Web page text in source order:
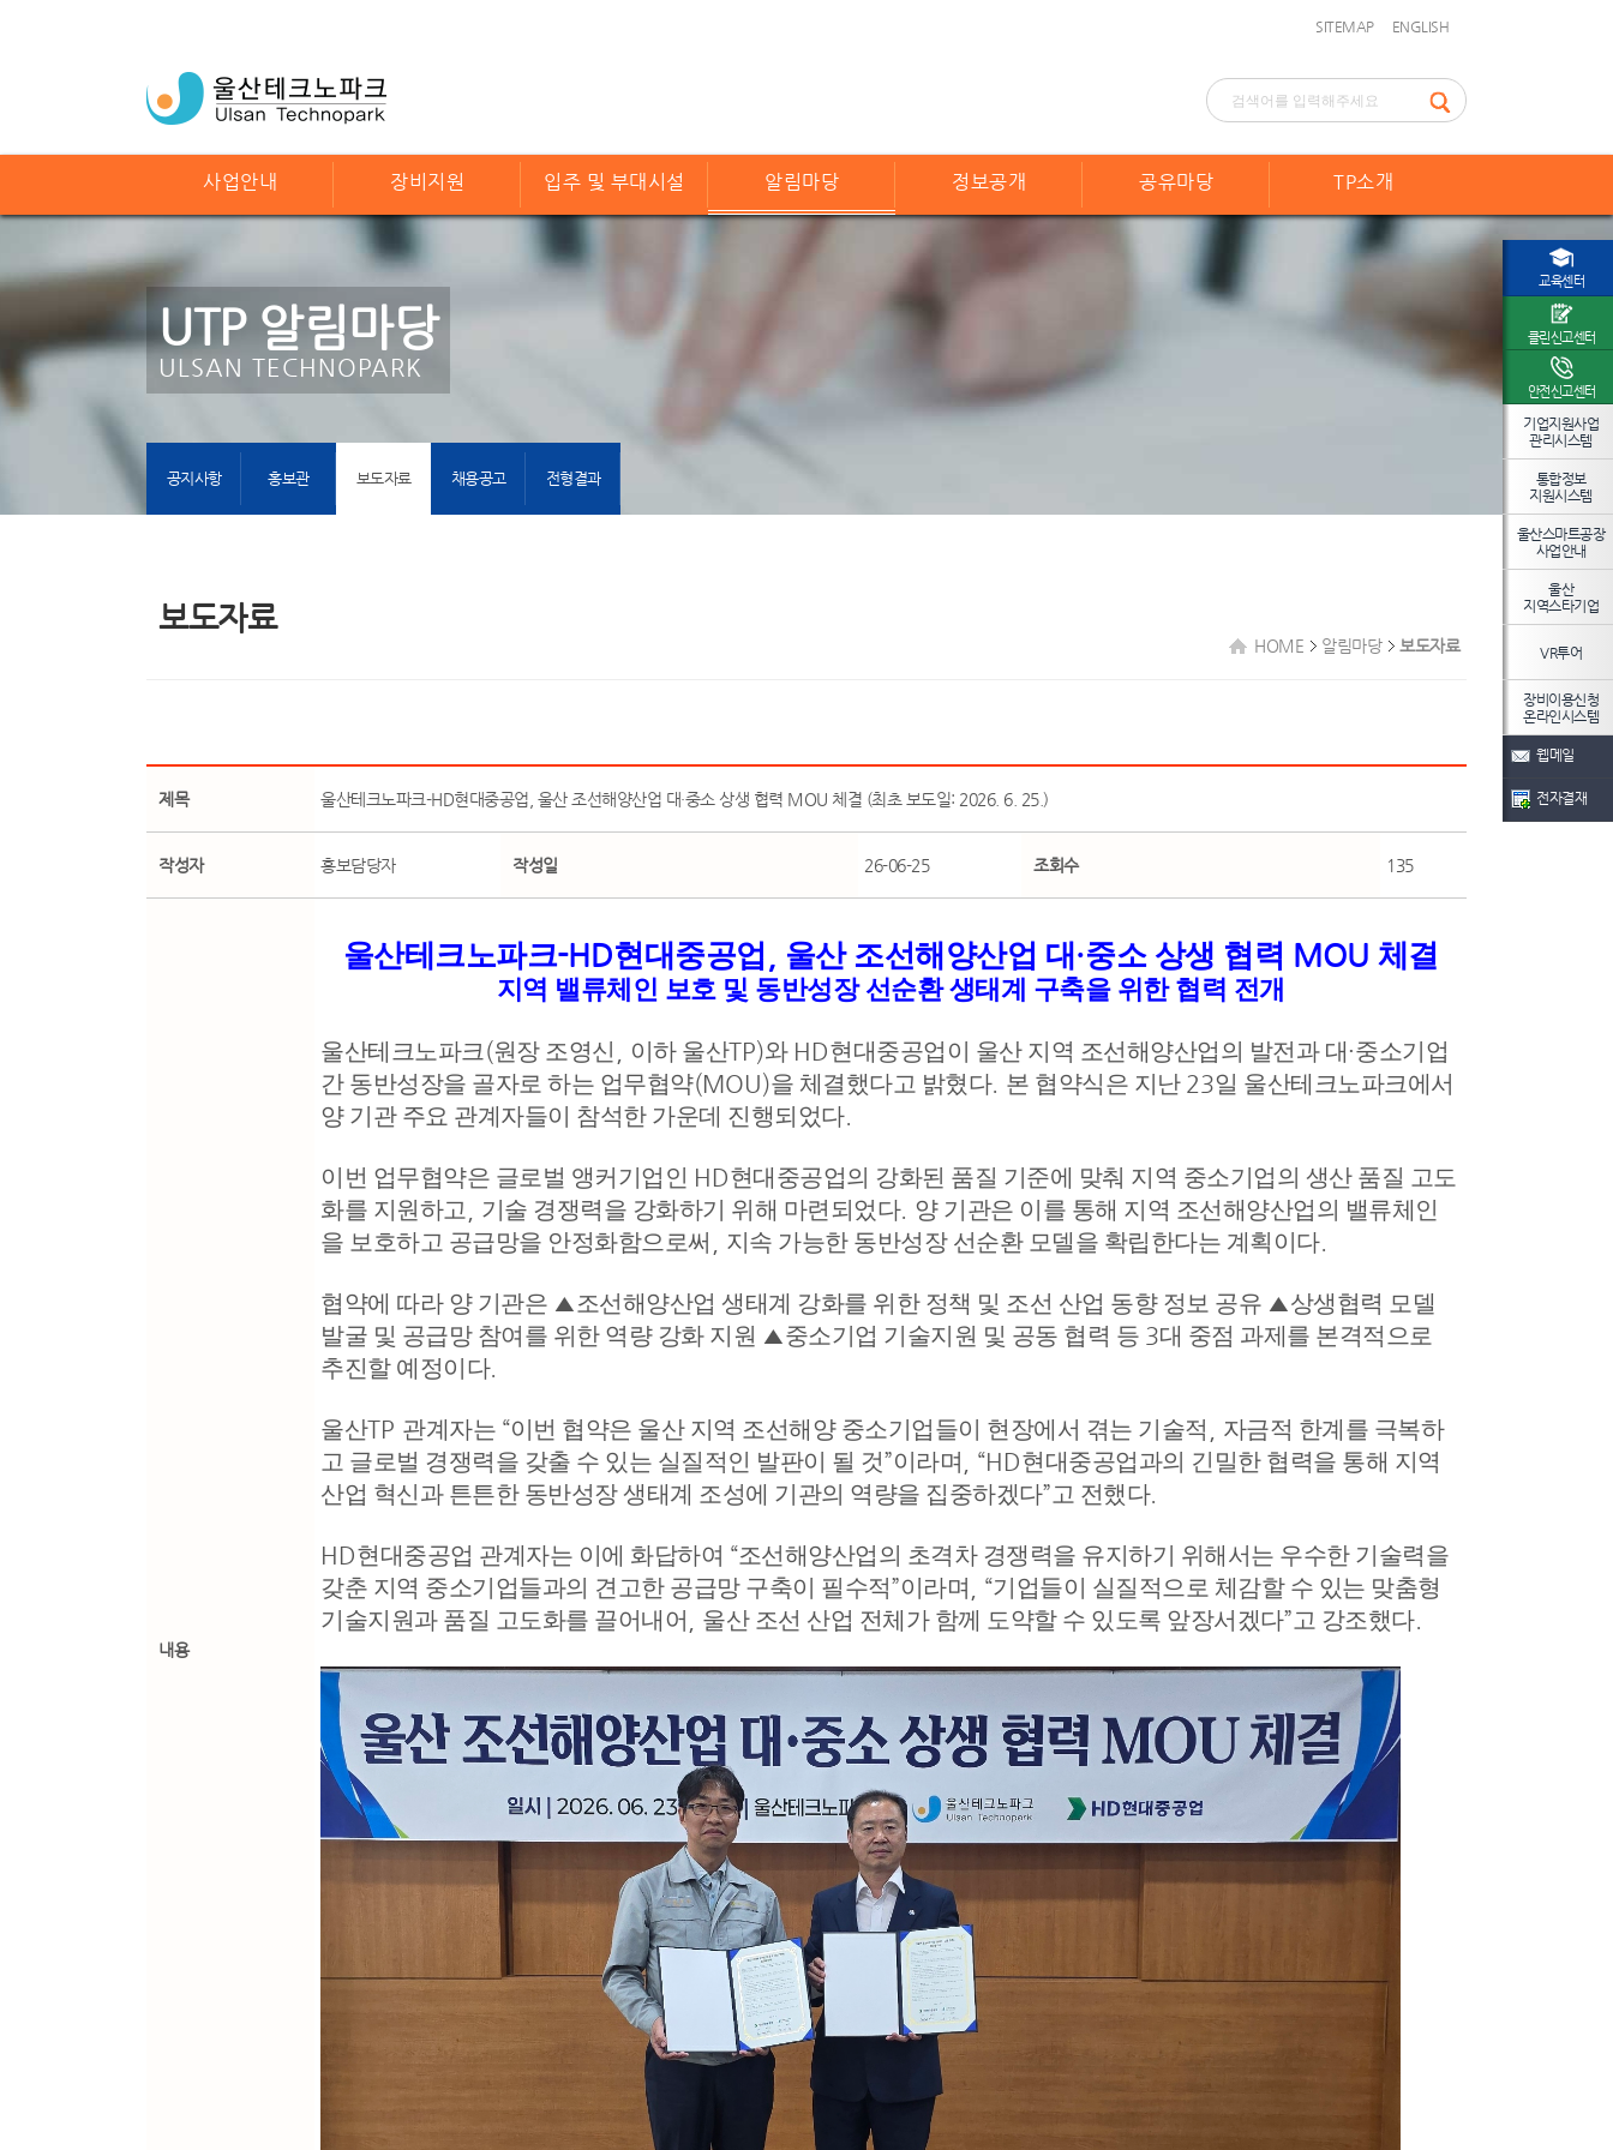
SITEMAP ENGLISH
사업안내 장비지원 입주 및 부대시설 알림마당 정보공개 공유마당 TP소개
UTP 알림마당
ULSAN TECHNOPARK
공지사항 홍보관 보도자료 채용공고 전형결과
보도자료
HOME 알림마당 보도자료
제목 울산테크노파크-HD현대중공업, 울산 조선해양산업 대·중소 상생 협력 MOU 체결 (최초 보도일: 2026. 6. 25.)
작성자 홍보담당자 작성일 26-06-25 조회수 135
내용
울산테크노파크-HD현대중공업 , 울산 조선해양산업 대 ·중소 상생 협력 MOU 체결
지역 밸류체인 보호 및 동반성장 선순환 생태계 구축을 위한 협력 전개
울산테크노파크 (원장 조영신 이하 울산TP)와 HD현대중공업이 울산 지역 조선해양산업의 발전과 대 ·중소기업
간 동반성장을 골자로 하는 업무협약(MOU)을 체결했다고 밝혔다. 본 협약식은 지난 23일 울산테크노파크에서
양 기관 주요 관계자들이 참석한 가운데 진행되었다.
이번 업무협약은 글로벌 앵커기업인 HD현대중공업의 강화된 품질 기준에 맞춰 지역 중소기업의 생산 품질 고도
화를 지원하고
기술 경쟁력을 강화하기 위해 마련되었다. 양 기관은 이를 통해 지역 조선해양산업의 밸류체인
을 보호하고 공급망을 안정화함으로써
지속 가능한 동반성장 선순환 모델을 확립한다는 계획이다.
협약에 따라 양 기관은 ▲조선해양산업 생태계 강화를 위한 정책 및 조선 산업 동향 정보 공유 ▲상생협력 모델
발굴 및 공급망 참여를 위한 역량 강화 지원 ▲중소기업 기술지원 및 공동 협력 등 3대 중점 과제를 본격적으로
추진할 예정이다.
울산TP 관계자는 “이번 협약은 울산 지역 조선해양 중소기업들이 현장에서 겪는 기술적
자금적 한계를 극복하
고 글로벌 경쟁력을 갖출 수 있는 실질적인 발판이 될 것”이라며 , “HD현대중공업과의 긴밀한 협력을 통해 지역
산업 혁신과 튼튼한 동반성장 생태계 조성에 기관의 역량을 집중하겠다”고 전했다.
HD현대중공업 관계자는 이에 화답하여 “조선해양산업의 초격차 경쟁력을 유지하기 위해서는 우수한 기술력을
갖춘 지역 중소기업들과의 견고한 공급망 구축이 필수적”이라며 , “기업들이 실질적으로 체감할 수 있는 맞춤형
기술지원과 품질 고도화를 끌어내어
울산 조선 산업 전체가 함께 도약할 수 있도록 앞장서겠다”고 강조했다.
교육센터
클린신고센터
안전신고센터
기업지원사업
관리시스템
통합정보
지원시스템
울산스마트공장
사업안내
울산
지역스타기업
VR투어
장비이용신청
온라인시스템
웹메일
전자결재